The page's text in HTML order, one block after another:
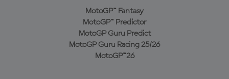
MotoGP™ Fantasy
MotoGP™ Predictor
MotoGP Guru Predict
MotoGP Guru Racing 25/26
MotoGP™26